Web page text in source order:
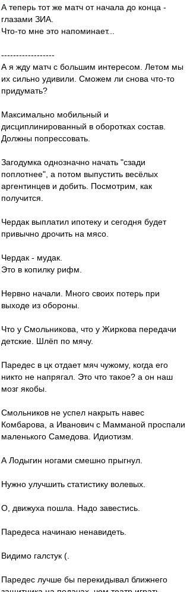
А теперь тот же матч от начала до конца -
глазами ЗИА.
Что-то мне это напоминает...
------------------
А я жду матч с большим интересом. Летом мы
их сильно удивили. Сможем ли снова что-то
придумать?
Максимально мобильный и
дисциплинированный в оборотках состав.
Должны попрессовать.
Загодумка однозначно начать "сзади
поплотнее", а потом выпустить весёлых
аргентинцев и добить. Посмотрим, как
получится.
Чердак выплатил ипотеку и сегодня будет
привычно дрочить на мясо.
Чердак - мудак.
Это в копилку рифм.
Нервно начали. Много своих потерь при
выходе из обороны.
Что у Смольникова, что у Жиркова передачи
детские. Шлёп по мячу.
Паредес в цк отдает мяч чужому, когда его
никто не напрягал. Это что такое? а он наш
мозг якобы.
Смольников не успел накрыть навес
Комбарова, а Иванович с Мамманой проспали
маленького Самедова. Идиотизм.
А Лодыгин ногами смешно прыгнул.
Нужно улучшить статистику волевых.
О, движуха пошла. Надо завестись.
Паредеса начинаю ненавидеть.
Видимо галстук (.
Паредес лучше бы перекидывал ближнего